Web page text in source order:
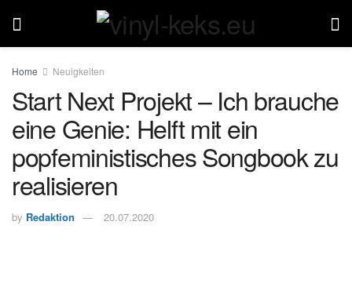
Home Neuigkeiten
Start Next Projekt – Ich brauche
eine Genie: Helft mit ein
popfeministisches Songbook zu
realisieren
by Redaktion 20.07.2020